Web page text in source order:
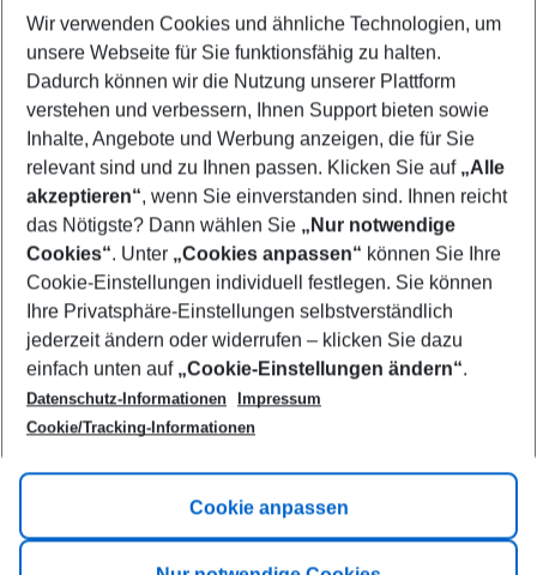
Select your date range
10/08/26–08/08/27 5-8 nights
Who will travel
2 adults No children
Show more filter
Footer
Footer navigation
Title A
Link A
Wir verwenden Cookies und ähnliche Technologien, um
unsere Webseite für Sie funktionsfähig zu halten.
Dadurch können wir die Nutzung unserer Plattform
verstehen und verbessern, Ihnen Support bieten sowie
Inhalte, Angebote und Werbung anzeigen, die für Sie
relevant sind und zu Ihnen passen. Klicken Sie auf „Alle
akzeptieren“, wenn Sie einverstanden sind. Ihnen reicht
das Nötigste? Dann wählen Sie „Nur notwendige
Cookies“. Unter „Cookies anpassen“ können Sie Ihre
Cookie-Einstellungen individuell festlegen. Sie können
Ihre Privatsphäre-Einstellungen selbstverständlich
jederzeit ändern oder widerrufen – klicken Sie dazu
einfach unten auf „Cookie-Einstellungen ändern“.
Datenschutz-Informationen
Impressum
Cookie/Tracking-Informationen
Cookie anpassen